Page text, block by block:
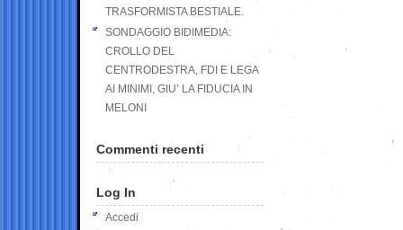
TRASFORMISTA BESTIALE.
SONDAGGIO BIDIMEDIA:
CROLLO DEL
CENTRODESTRA, FDI E LEGA
AI MINIMI, GIU’ LA FIDUCIA IN
MELONI
Commenti recenti
Log In
Accedi